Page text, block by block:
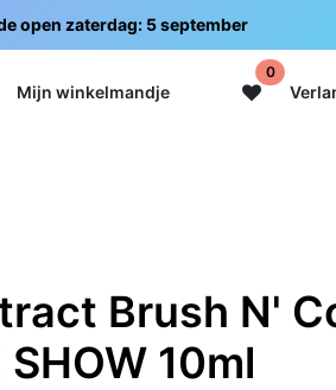
open zaterdag: 5 september
Mijn winkelmandje
0
Brush N'
SHOW 10ml